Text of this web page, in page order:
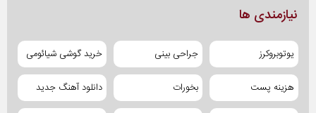
نیازمندی ها
یوتوبروکرز جراحی بینی خرید گوشی شیائومی
هزینه پست بخورات دانلود آهنگ جدید